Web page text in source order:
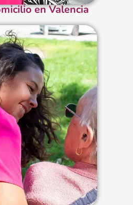
en Valencia